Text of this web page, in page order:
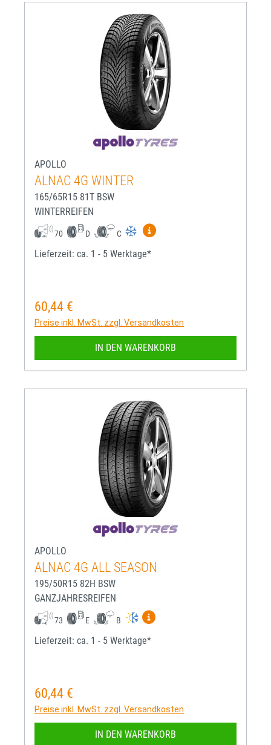
APOLLO
ALNAC 4G WINTER
165/65R15 81T BSW
WINTERREIFEN
70 D C
Mehr Informationen zum
Lieferzeit: ca. 1 - 5 Werktage*
Regulärer Preis:
60,44 €
Preise inkl. MwSt. zzgl. Versandkosten
IN DEN WARENKORB
APOLLO
ALNAC 4G ALL SEASON
195/50R15 82H BSW
GANZJAHRESREIFEN
73 E B
Mehr Informationen zum
Lieferzeit: ca. 1 - 5 Werktage*
Regulärer Preis:
60,44 €
Preise inkl. MwSt. zzgl. Versandkosten
IN DEN WARENKORB